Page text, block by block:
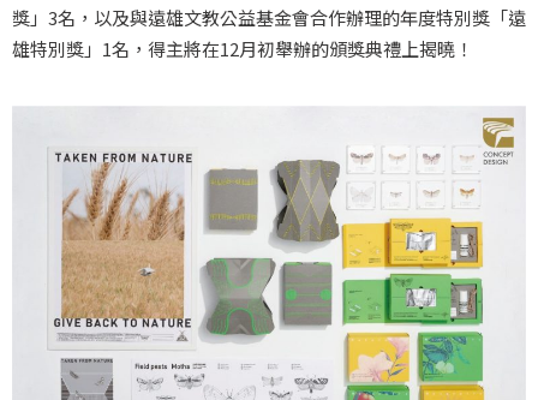
獎」3名，以及與遠雄文教公益基金會合作辦理的年度特別獎「遠
雄特別獎」1名，得主將在12月初舉辦的頒獎典禮上揭曉！